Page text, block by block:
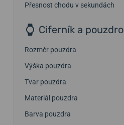
Přesnost chodu v sekundách
Ciferník a pouzdro
Rozměr pouzdra
Výška pouzdra
Tvar pouzdra
Materiál pouzdra
Barva pouzdra